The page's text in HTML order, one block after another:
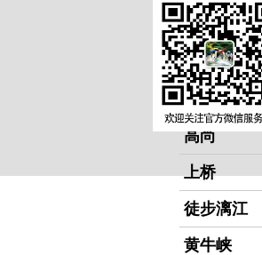
灵川
白沙
福利
高尚
上桥
徒步漓江
黄牛峡